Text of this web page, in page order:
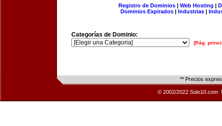
Registro de Dominios| Web Hosting |
Dominios Expirados | Industrias |
Categorías de Dominio:
[Pág.
** Precios
© 2002/2022 Solo10.com